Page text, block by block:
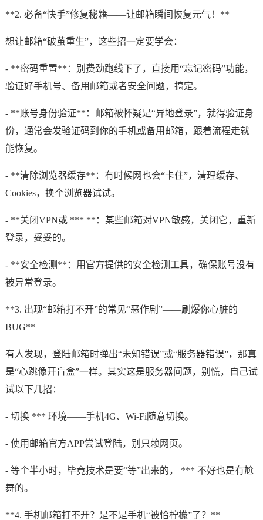
**2. 必备“快手”修复秘籍——让邮箱瞬间恢复元气！**
想让邮箱“破茧重生”，这些招一定要学会：
- **密码重置**：别费劲跑线下了，直接用“忘记密码”功能，
验证好手机号、备用邮箱或者安全问题，搞定。
- **账号身份验证**：邮箱被怀疑是“异地登录”，就得验证身
份，通常会发验证码到你的手机或备用邮箱，跟着流程走就
能恢复。
- **清除浏览器缓存**：有时候网也会“卡住”，清理缓存、
Cookies，换个浏览器试试。
- **关闭VPN或 *** **：某些邮箱对VPN敏感，关闭它，重新
登录，妥妥的。
- **安全检测**：用官方提供的安全检测工具，确保账号没有
被异常登录。
**3. 出现“邮箱打不开”的常见“恶作剧”——刷爆你心脏的
BUG**
有人发现，登陆邮箱时弹出“未知错误”或“服务器错误”，那真
是“心跳像开盲盒”一样。其实这是服务器问题，别慌，自己试
试以下几招：
- 切换 *** 环境——手机4G、Wi-Fi随意切换。
- 使用邮箱官方APP尝试登陆，别只赖网页。
- 等个半小时，毕竟技术是要“等”出来的， *** 不好也是有尬
舞的。
**4. 手机邮箱打不开？是不是手机“被恰柠檬”了？**